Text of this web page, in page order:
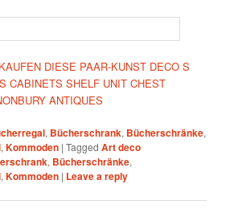
DIESE PAAR-KUNST DECO S
CABINETS SHELF UNIT CHEST
ANTIQUES
, Bücherschrank, Bücherschränke,
,Kommoden |Tagged Art deco
, Bücherschränke,
,Kommoden | Leave a reply